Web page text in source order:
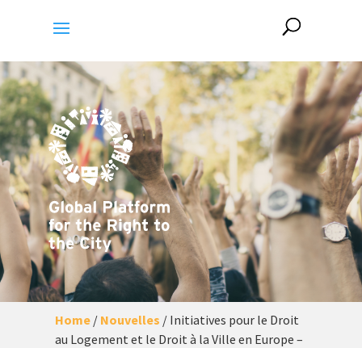
Home/ Nouvelles / Initiatives pour le Droit
au Logement et le Droit à la Ville en Europe –